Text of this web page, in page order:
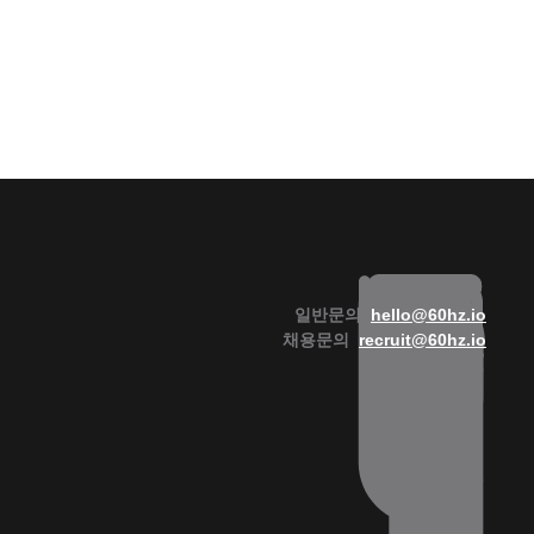
일반문의 hello@60hz.io
채용문의 recruit@60hz.io